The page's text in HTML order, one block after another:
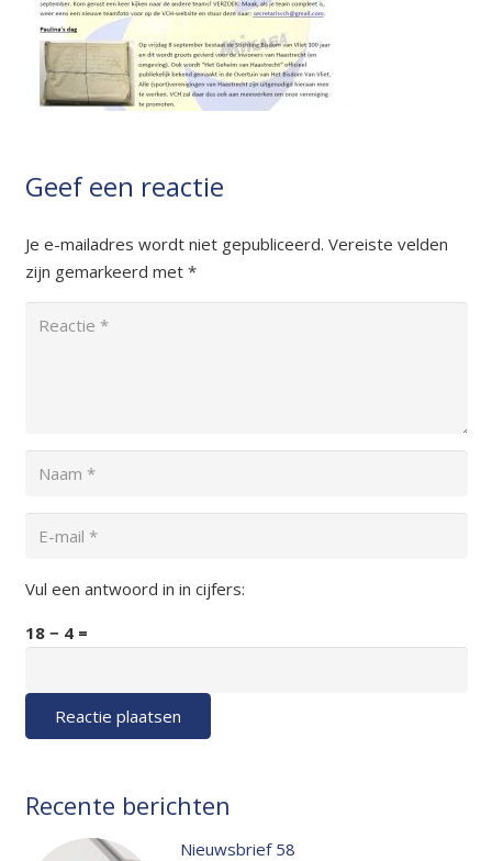
Geef een reactie
Je e-mailadres wordt niet gepubliceerd. Vereiste velden
zijn gemarkeerd met *
Vul een antwoord in in cijfers:
18 − 4 =
Reactie plaatsen
Recente berichten
Nieuwsbrief 58